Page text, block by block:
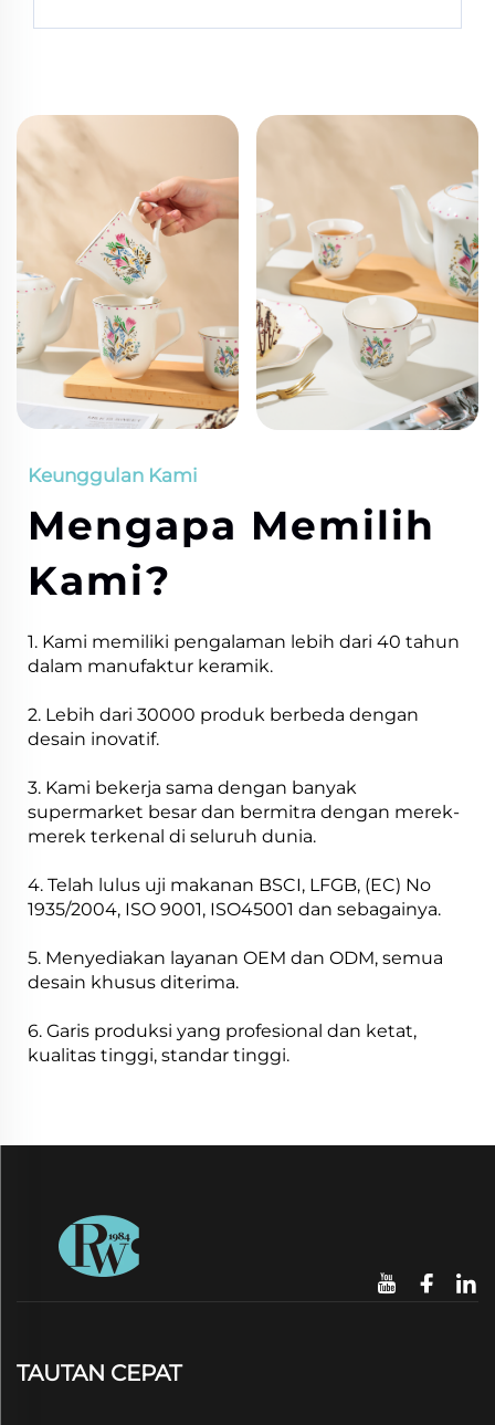
Keunggulan Kami
Mengapa Memilih
Kami?
1. Kami memiliki pengalaman lebih dari 40 tahun
dalam manufaktur keramik.
2. Lebih dari 30000 produk berbeda dengan
desain inovatif.
3. Kami bekerja sama dengan banyak
supermarket besar dan bermitra dengan merek-
merek terkenal di seluruh dunia.
4. Telah lulus uji makanan BSCI, LFGB, (EC) No
1935/2004, ISO 9001, ISO45001 dan sebagainya.
5. Menyediakan layanan OEM dan ODM, semua
desain khusus diterima.
6. Garis produksi yang profesional dan ketat,
kualitas tinggi, standar tinggi.
TAUTAN CEPAT